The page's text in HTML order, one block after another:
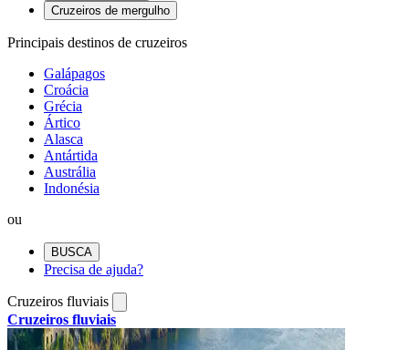
Cruzeiros de mergulho
Principais destinos de cruzeiros
Galápagos
Croácia
Grécia
Ártico
Alasca
Antártida
Austrália
Indonésia
ou
BUSCA
Precisa de ajuda?
Cruzeiros fluviais
Cruzeiros fluviais